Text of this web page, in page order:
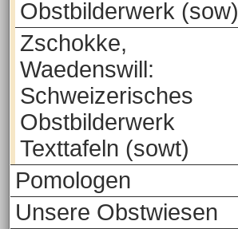
Obstbilderwerk (sow)
Zschokke,
Waedenswill:
Schweizerisches
Obstbilderwerk
Texttafeln (sowt)
Pomologen
Unsere Obstwiesen